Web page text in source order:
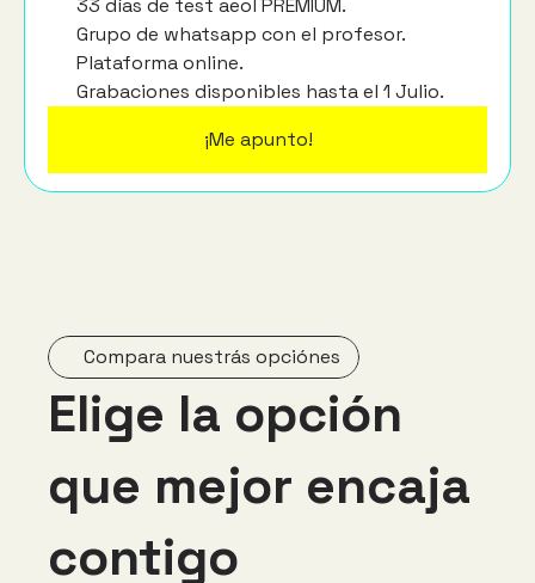
33 días de test aeol PREMIUM.
Grupo de whatsapp con el profesor.
Plataforma online.
Grabaciones disponibles hasta el 1 Julio.
¡Me apunto!
Compara nuestrás opciónes
Elige la opción
que mejor encaja
contigo